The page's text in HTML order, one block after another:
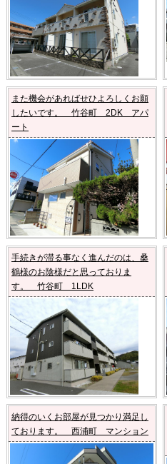
また機会があればせひよろしくお願
したいです。 竹谷町 2DK アパ
ート
手続きが滞る事なく進んだのは、桑
鶴様のお陰様だと思っておりま
す。 竹谷町 1LDK
納得のいくお部屋が見つかり満足し
ております。 西浦町 マンション